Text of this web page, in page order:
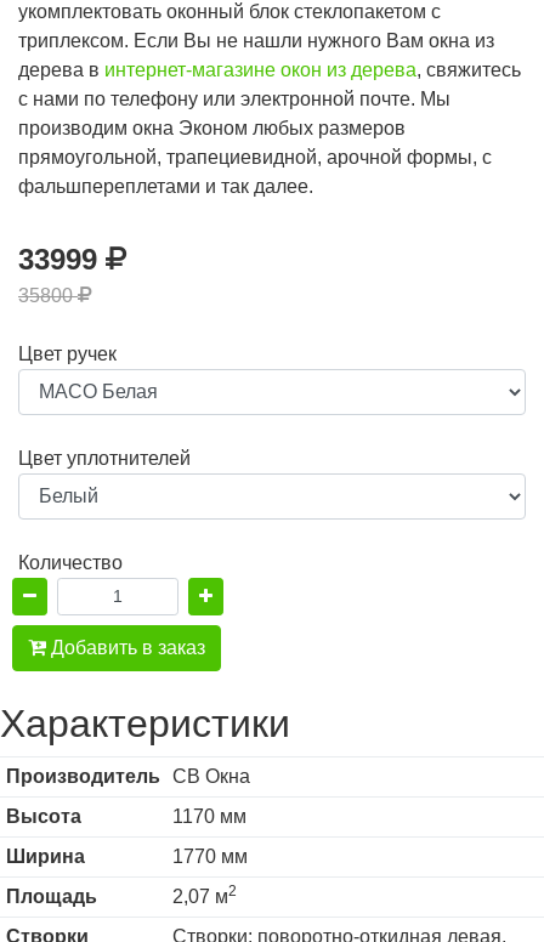
укомплектовать оконный блок стеклопакетом с
триплексом. Если Вы не нашли нужного Вам окна из
дерева в интернет-магазине окон из дерева, свяжитесь
с нами по телефону или электронной почте. Мы
производим окна Эконом любых размеров
прямоугольной, трапециевидной, арочной формы, с
фальшпереплетами и так далее.
33999
35800
Цвет ручек
Цвет уплотнителей
Количество
Добавить в заказ
Характеристики
Производитель
СВ Окна
Высота
1170 мм
Ширина
1770 мм
Площадь
2,07 м2
Створки
Створки: поворотно-откидная левая,